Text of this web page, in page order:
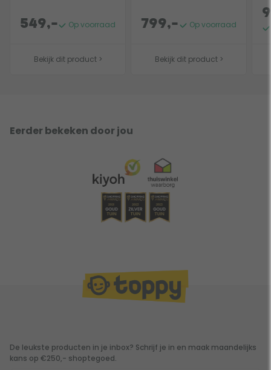
549,- Op voorraad
Bekijk dit product >
799,- Op voorraad
Bekijk dit product >
Eerder bekeken door jou
De leukste producten in je inbox? Schrijf je in en maak maandelijks
kans op €250,- shoptegoed.